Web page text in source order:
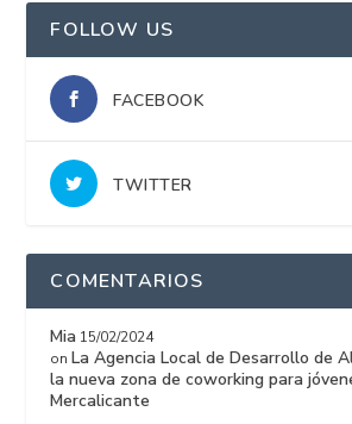
FOLLOW US
FACEBOOK
TWITTER
COMENTARIOS
Mia 15/02/2024
on La Agencia Local de Desarrollo de
la nueva zona de coworking para
Mercalicante